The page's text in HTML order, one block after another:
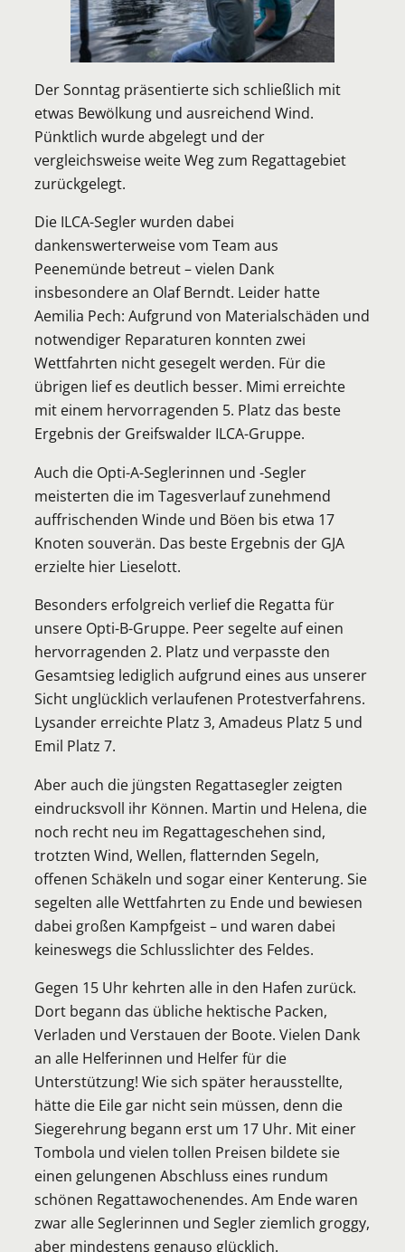
Der Sonntag präsentierte sich schließlich mit
etwas Bewölkung und ausreichend Wind.
Pünktlich wurde abgelegt und der
vergleichsweise weite Weg zum Regattagebiet
zurückgelegt.
Die ILCA-Segler wurden dabei
dankenswerterweise vom Team aus
Peenemünde betreut – vielen Dank
insbesondere an Olaf Berndt. Leider hatte
Aemilia Pech: Aufgrund von Materialschäden und
notwendiger Reparaturen konnten zwei
Wettfahrten nicht gesegelt werden. Für die
übrigen lief es deutlich besser. Mimi erreichte
mit einem hervorragenden 5. Platz das beste
Ergebnis der Greifswalder ILCA-Gruppe.
Auch die Opti-A-Seglerinnen und -Segler
meisterten die im Tagesverlauf zunehmend
auffrischenden Winde und Böen bis etwa 17
Knoten souverän. Das beste Ergebnis der GJA
erzielte hier Lieselott.
Besonders erfolgreich verlief die Regatta für
unsere Opti-B-Gruppe. Peer segelte auf einen
hervorragenden 2. Platz und verpasste den
Gesamtsieg lediglich aufgrund eines aus unserer
Sicht unglücklich verlaufenen Protestverfahrens.
Lysander erreichte Platz 3, Amadeus Platz 5 und
Emil Platz 7.
Aber auch die jüngsten Regattasegler zeigten
eindrucksvoll ihr Können. Martin und Helena, die
noch recht neu im Regattageschehen sind,
trotzten Wind, Wellen, flatternden Segeln,
offenen Schäkeln und sogar einer Kenterung. Sie
segelten alle Wettfahrten zu Ende und bewiesen
dabei großen Kampfgeist – und waren dabei
keineswegs die Schlusslichter des Feldes.
Gegen 15 Uhr kehrten alle in den Hafen zurück.
Dort begann das übliche hektische Packen,
Verladen und Verstauen der Boote. Vielen Dank
an alle Helferinnen und Helfer für die
Unterstützung! Wie sich später herausstellte,
hätte die Eile gar nicht sein müssen, denn die
Siegerehrung begann erst um 17 Uhr. Mit einer
Tombola und vielen tollen Preisen bildete sie
einen gelungenen Abschluss eines rundum
schönen Regattawochenendes. Am Ende waren
zwar alle Seglerinnen und Segler ziemlich groggy,
aber mindestens genauso glücklich.